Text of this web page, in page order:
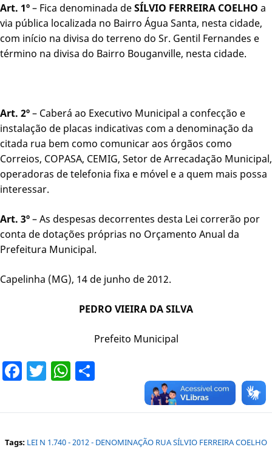
Art. 1º– Fica denominada deSÍLVIO FERREIRA COELHO a
via pública localizada no Bairro Água Santa, nesta cidade,
com início na divisa do terreno do Sr. Gentil Fernandes e
término na divisa do Bairro Bouganville, nesta cidade.
Art. 2º– Caberá ao Executivo Municipal a confecção e
instalação de placas indicativas com a denominação da
citada rua bem como comunicar aos órgãos como
Correios, COPASA, CEMIG, Setor de Arrecadação Municipal,
operadoras de telefonia fixa e móvel e a quem mais possa
interessar.
Art. 3º– As despesas decorrentes desta Lei correrão por
conta de dotações próprias no Orçamento Anual da
Prefeitura Municipal.
Capelinha (MG), 14 de junho de 2012.
PEDRO VIEIRA DA SILVA
Prefeito Municipal
Facebook
TwitterWhatsApp
Tags: LEI N 1.740 - 2012 - DENOMINAÇÃO RUA SÍLVIO FERREIRA COELHO